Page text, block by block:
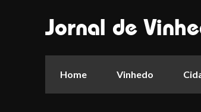
Jornal de
Home Vinhedo